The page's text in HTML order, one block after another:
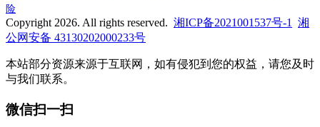
险
Copyright 2026. All rights reserved. 湘ICP备2021001537号-1
湘
公网安备 43130202000233号
本站部分资源来源于互联网，如有侵犯到您的权益，请您及时
与我们联系。
微信扫一扫